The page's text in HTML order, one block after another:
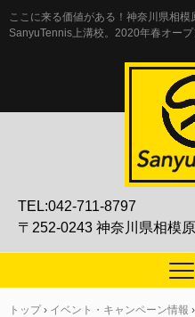
ここに来る価値がある！神奈川県相模
SanyuTennis上溝校。2020年春オープ
TEL:042-711-8797
〒252-0243 神奈川県相模
トップ › イベント・キャンペーン情報 ›